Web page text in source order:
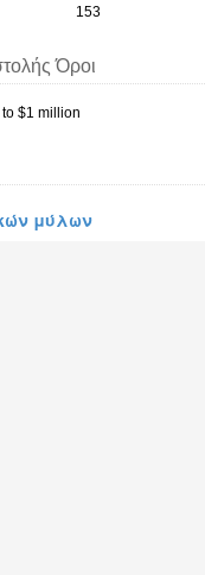
153
Όροι
$1 million
μύλων